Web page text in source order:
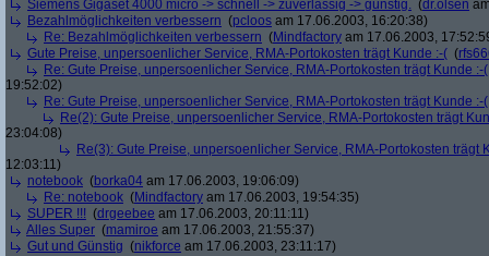
Siemens Gigaset 4000 micro -> schnell -> zuverlässig -> günstig. (dr.olsen
Bezahlmöglichkeiten verbessern (pcloos am 17.06.2003, 16:20:38)
Re: Bezahlmöglichkeiten verbessern (Mindfactory am 17.06.2003,
Gute Preise, unpersoenlicher Service, RMA-Portokosten trägt Kunde :-( (
Re: Gute Preise, unpersoenlicher Service, RMA-Portokosten trägt Kunde :-(
19:52:02)
Re: Gute Preise, unpersoenlicher Service, RMA-Portokosten trägt Kunde :-(
Re(2): Gute Preise, unpersoenlicher Service, RMA-Portokosten trägt
23:04:08)
Re(3): Gute Preise, unpersoenlicher Service, RMA-Portokosten trägt
12:03:11)
notebook (borka04 am 17.06.2003, 19:06:09)
Re: notebook (Mindfactory am 17.06.2003, 19:54:35)
SUPER !!! (drgeebee am 17.06.2003, 20:11:11)
Alles Super (mamiroe am 17.06.2003, 21:55:37)
Gut und Günstig (nikforce am 17.06.2003, 23:11:17)